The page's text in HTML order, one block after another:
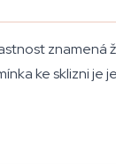
znamená
ke sklizni je